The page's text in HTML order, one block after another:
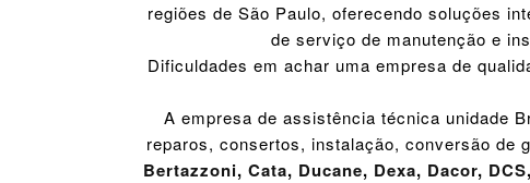
regiões de São Paulo, oferecendo soluções
de serviço de manutenção e
Dificuldades em achar uma empresa de
A empresa de assistência técnica unidade
reparos, consertos, instalação, conversão de
Bertazzoni, Cata, Ducane, Dexa, Dacor, DCS,